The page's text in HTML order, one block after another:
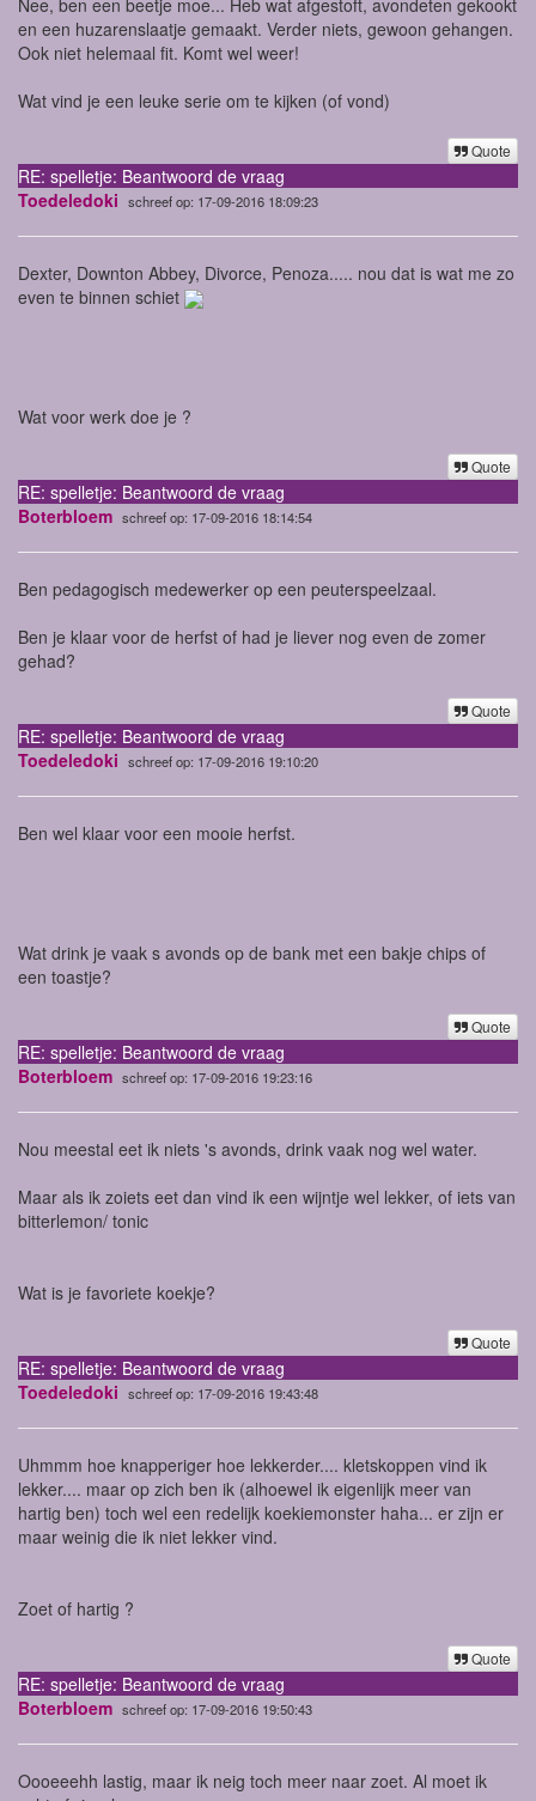
en een huzarenslaatje gemaakt. Verder niets, gewoon gehangen.
Ook niet helemaal fit. Komt wel weer!
Wat vind je een leuke serie om te kijken (of vond)
Quote
RE: spelletje: Beantwoord de vraag
Toedeledoki schreef op: 17-09-2016 18:09:23
Dexter, Downton Abbey, Divorce, Penoza..... nou dat is wat me zo
even te binnen schiet
Wat voor werk doe je ?
Quote
RE: spelletje: Beantwoord de vraag
Boterbloem schreef op: 17-09-2016 18:14:54
Ben pedagogisch medewerker op een peuterspeelzaal.
Ben je klaar voor de herfst of had je liever nog even de zomer
gehad?
Quote
RE: spelletje: Beantwoord de vraag
Toedeledoki schreef op: 17-09-2016 19:10:20
Ben wel klaar voor een mooie herfst.
Wat drink je vaak s avonds op de bank met een bakje chips of
een toastje?
Quote
RE: spelletje: Beantwoord de vraag
Boterbloem schreef op: 17-09-2016 19:23:16
Nou meestal eet ik niets 's avonds, drink vaak nog wel water.
Maar als ik zoiets eet dan vind ik een wijntje wel lekker, of iets van
bitterlemon/ tonic
Wat is je favoriete koekje?
Quote
RE: spelletje: Beantwoord de vraag
Toedeledoki schreef op: 17-09-2016 19:43:48
Uhmmm hoe knapperiger hoe lekkerder.... kletskoppen vind ik
lekker.... maar op zich ben ik (alhoewel ik eigenlijk meer van
hartig ben) toch wel een redelijk koekiemonster haha... er zijn er
maar weinig die ik niet lekker vind.
Zoet of hartig ?
Quote
RE: spelletje: Beantwoord de vraag
Boterbloem schreef op: 17-09-2016 19:50:43
Oooeeehh lastig, maar ik neig toch meer naar zoet. Al moet ik